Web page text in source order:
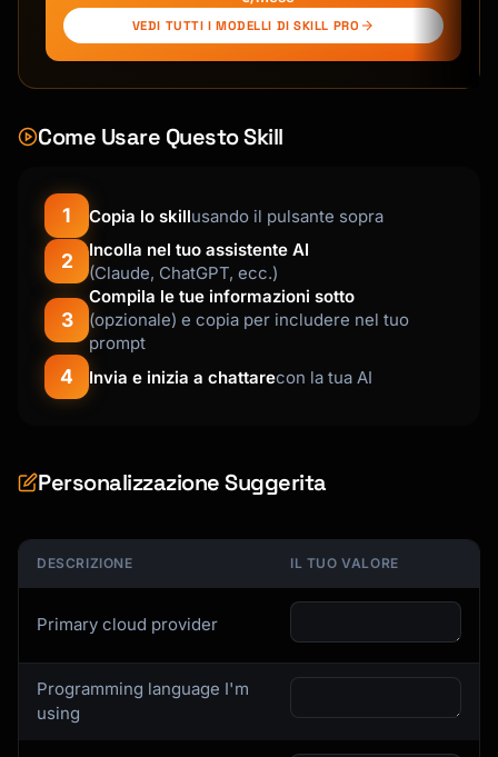
[vars]
ENVIRONMENT = "production"
binding = "KV"
[[r2_buckets]]
binding = "BUCKET"
bucket_name = "my-bucket"
```
### Deploy
```bash
npx wrangler deploy
npx wrangler tail  # Live logs
## Docker Deployment
on:
jobs:
VEDI TUTTI I MODELLI DI SKILL PRO
Come Usare Questo Skill
1 Copia lo skillusando il pulsante sopra
2
Incolla nel tuo assistente AI
(Claude, ChatGPT, ecc.)
3
Compila le tue informazioni sotto
(opzionale) e copia per includere nel tuo
prompt
4 Invia e inizia a chattarecon la tua AI
Personalizzazione Suggerita
DESCRIZIONE IL TUO VALORE
Primary cloud provider
Programming language I'm
using